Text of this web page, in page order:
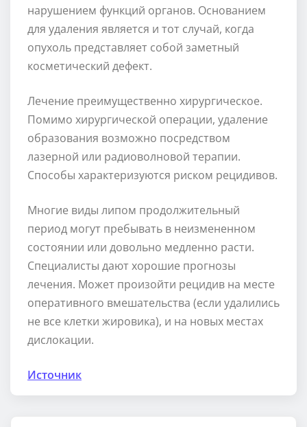
нарушением функций органов. Основанием
для удаления является и тот случай, когда
опухоль представляет собой заметный
косметический дефект.
Лечение преимущественно хирургическое.
Помимо хирургической операции, удаление
образования возможно посредством
лазерной или радиоволновой терапии.
Способы характеризуются риском рецидивов.
Многие виды липом продолжительный
период могут пребывать в неизмененном
состоянии или довольно медленно расти.
Специалисты дают хорошие прогнозы
лечения. Может произойти рецидив на месте
оперативного вмешательства (если удалились
не все клетки жировика), и на новых местах
дислокации.
Источник